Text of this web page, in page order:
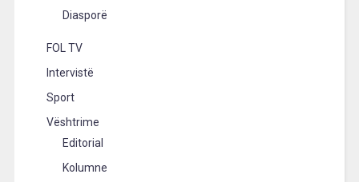
Diasporë
FOL TV
Intervistë
Sport
Vështrime
Editorial
Kolumne